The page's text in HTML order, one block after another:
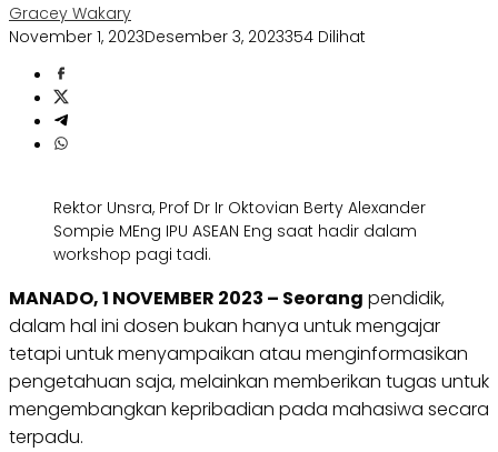
Gracey Wakary
November 1, 2023Desember 3, 2023354 Dilihat
Rektor Unsra, Prof Dr Ir Oktovian Berty Alexander
Sompie MEng IPU ASEAN Eng saat hadir dalam
workshop pagi tadi.
MANADO, 1 NOVEMBER 2023 – Seorang pendidik,
dalam hal ini dosen bukan hanya untuk mengajar
tetapi untuk menyampaikan atau menginformasikan
pengetahuan saja, melainkan memberikan tugas untuk
mengembangkan kepribadian pada mahasiwa secara
terpadu.